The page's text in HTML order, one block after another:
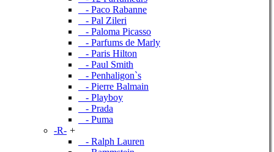
- Paco Rabanne
- Pal Zileri
- Paloma Picasso
- Parfums de Marly
- Paris Hilton
- Paul Smith
- Penhaligon`s
- Pierre Balmain
- Playboy
- Prada
- Puma
-R- +
- Ralph Lauren